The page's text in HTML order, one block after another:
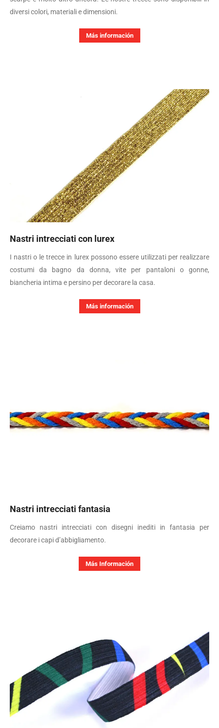
diversi colori, materiali e dimensioni.
Más información
Nastri intrecciati con lurex
I nastri o le trecce in lurex possono essere utilizzati per realizzare
costumi da bagno da donna, vite per pantaloni o gonne,
biancheria intima e persino per decorare la casa.
Más información
Nastri intrecciati fantasia
Creiamo nastri intrecciati con disegni inediti in fantasia per
decorare i capi d’abbigliamento.
Más Información